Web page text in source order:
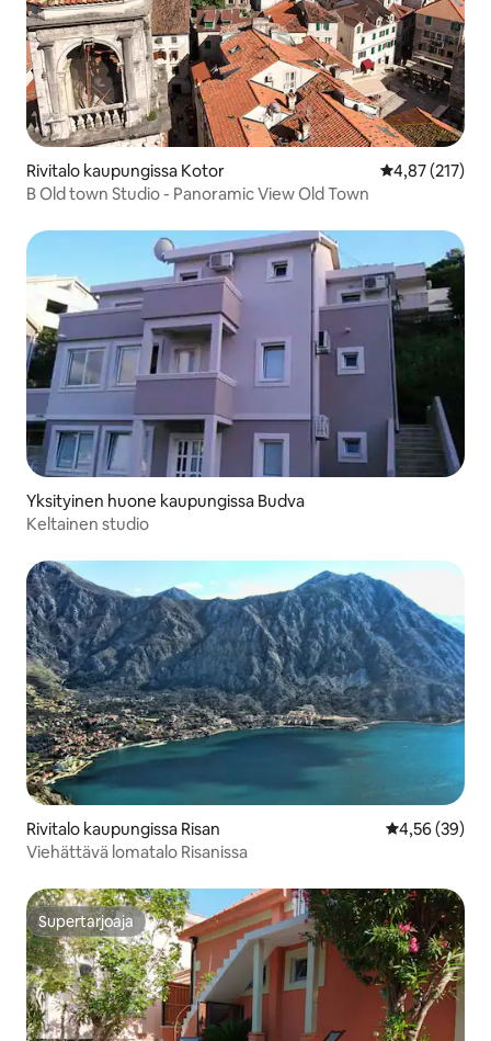
Rivitalo kaupungissa Kotor
4,87 (217)
B Old town Studio - Panoramic View Old Town
Yksityinen huone kaupungissa Budva
Keltainen studio
Rivitalo kaupungissa Risan
4,56 (39)
Viehättävä lomatalo Risanissa
Supertarjoaja
Supertarjoaja